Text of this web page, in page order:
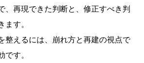
、再現できた判断と、修正すべき判
ます。
整えるには、崩れ方と再建の視点で
です。